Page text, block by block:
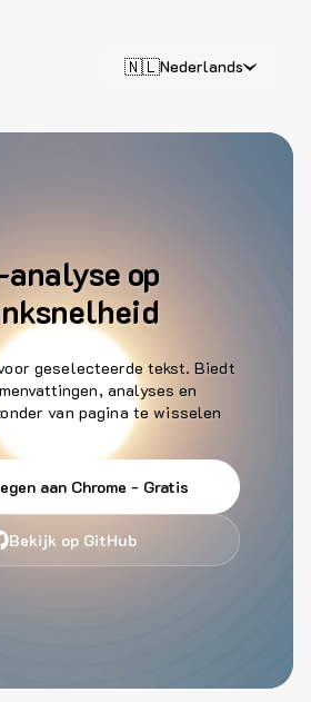
🇳🇱Nederlands
op
geselecteerde tekst. Biedt
analyses en
van pagina te wisselen
aan Chrome - Gratis
Bekijk op GitHub